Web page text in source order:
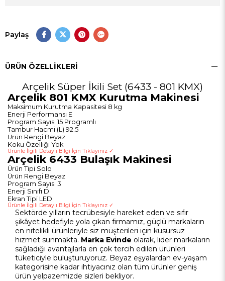
Paylaş
ÜRÜN ÖZELLIKLERI
Arçelik Süper İkili Set (6433 - 801 KMX)
Arçelik 801 KMX Kurutma Makinesi
Maksimum Kurutma Kapasitesi 8 kg
Enerji Performansı E
Program Sayısı 15 Programlı
Tambur Hacmi (L) 92.5
Ürün Rengi Beyaz
Koku Özelliği Yok
Ürünle İlgili Detaylı Bilgi İçin Tıklayınız ✓
Arçelik 6433 Bulaşık Makinesi
Ürün Tipi Solo
Ürün Rengi Beyaz
Program Sayısı 3
Enerji Sınıfı D
Ekran Tipi LED
Ürünle İlgili Detaylı Bilgi İçin Tıklayınız ✓
Sektörde yılların tecrübesiyle hareket eden ve sıfır
şikâyet hedefiyle yola çıkan firmamız, güçlü markaların
en nitelikli ürünleriyle siz müşterileri için kusursuz
hizmet sunmakta. Marka Evinde olarak, lider markaların
sağladığı avantajlarla en çok tercih edilen ürünleri
tüketiciyle buluşturuyoruz. Beyaz eşyalardan ev-yaşam
kategorisine kadar ihtiyacınız olan tüm ürünler geniş
ürün yelpazemizde sizleri bekliyor.